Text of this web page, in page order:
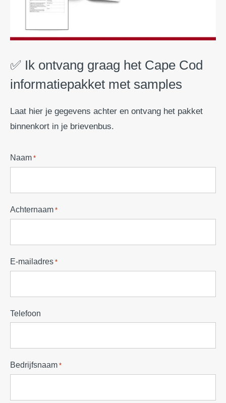
✅ Ik ontvang graag het Cape Cod
informatiepakket met samples
Laat hier je gegevens achter en ontvang het pakket
binnenkort in je brievenbus.
Naam *
Achternaam *
E-mailadres *
Telefoon
Bedrijfsnaam *